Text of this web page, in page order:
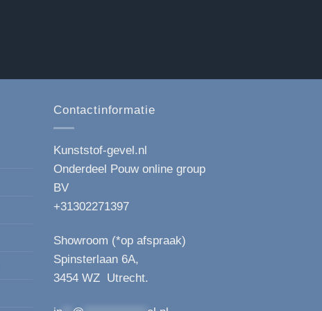
Contactinformatie
Kunststof-gevel.nl
Onderdeel Pouw online group
BV
+31302271397
Showroom (*op afspraak)
Spinsterlaan 6A,
3454 WZ Utrecht.